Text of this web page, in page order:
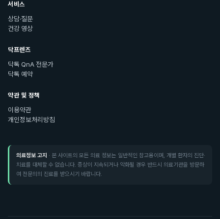
서비스
상담·질문
건강 영상
닥프렌즈
닥톡 QnA 전문가
닥톡 예약
약관 및 정책
이용약관
개인정보처리방침
의료정보 고지 · 본 사이트의 모든 의료 정보는 일반적인 참고용이며, 개별 환자의 진단·
치료를 대체할 수 없습니다. 증상이 지속되거나 악화될 경우 반드시 의료기관을 방문하
여 전문의의 진료를 받으시기 바랍니다.